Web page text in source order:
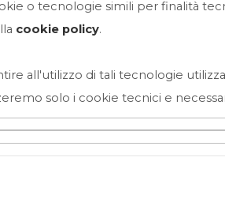
o tecnologie simili per finalità
cookie policy.
all'utilizzo di tali tecnologie
solo i cookie tecnici e